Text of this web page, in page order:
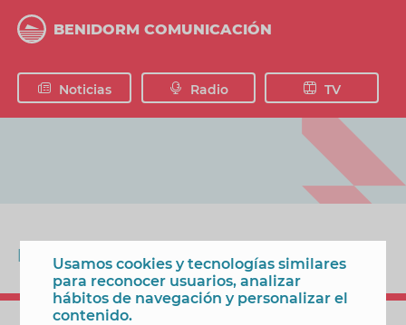
contenido
BENIDORM COMUNICACIÓN
Noticias Radio TV
Podcasts
Usamos cookies y tecnologías similares
para reconocer usuarios, analizar
hábitos de navegación y personalizar el
contenido.